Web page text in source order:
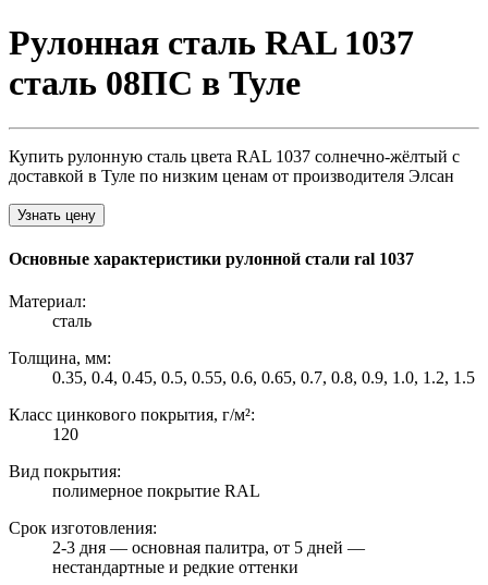
Рулонная сталь RAL 1037
сталь 08ПС в Туле
Купить рулонную сталь цвета RAL 1037 солнечно-жёлтый с
доставкой в Туле по низким ценам от производителя Элсан
Узнать цену
Основные характеристики рулонной стали ral 1037
Материал:
сталь
Толщина, мм:
0.35, 0.4, 0.45, 0.5, 0.55, 0.6, 0.65, 0.7, 0.8, 0.9, 1.0, 1.2, 1.5
Класс цинкового покрытия, г/м²:
120
Вид покрытия:
полимерное покрытие RAL
Срок изготовления:
2-3 дня — основная палитра, от 5 дней —
нестандартные и редкие оттенки